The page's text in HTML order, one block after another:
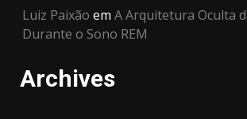
Luiz Paixão em A Arquitetura Oculta
Durante o Sono REM
Archives